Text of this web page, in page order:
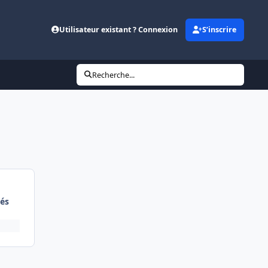
Utilisateur existant ? Connexion S’inscrire
Recherche...